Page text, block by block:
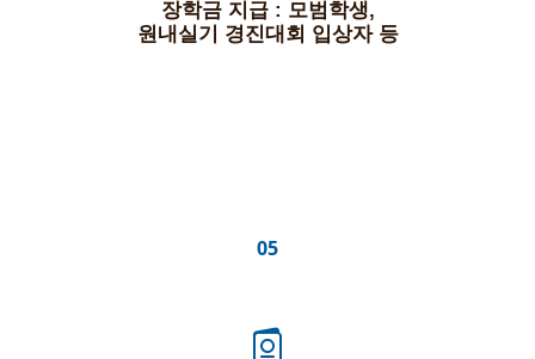
장학금 지급 : 모범학생,
원내실기 경진대회 입상자 등
05